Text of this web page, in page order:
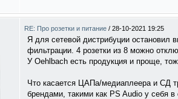
RE: Про розетки и питание / 28-10-2021 19:25
Я для сетевой дистрибуции остановил
фильтрации. 4 розетки из 8 можно
У Oehlbach есть продукция и проще,
Что касается ЦАПа/медиаплеера и СД
брендами, такими как PS Audio у себя